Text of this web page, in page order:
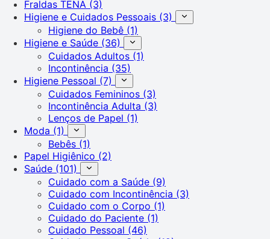
Fraldas TENA (3)
Higiene e Cuidados Pessoais (3)
Higiene do Bebê (1)
Higiene e Saúde (36)
Cuidados Adultos (1)
Incontinência (35)
Higiene Pessoal (7)
Cuidados Femininos (3)
Incontinência Adulta (3)
Lenços de Papel (1)
Moda (1)
Bebês (1)
Papel Higiênico (2)
Saúde (101)
Cuidado com a Saúde (9)
Cuidado com Incontinência (3)
Cuidado com o Corpo (1)
Cuidado do Paciente (1)
Cuidado Pessoal (46)